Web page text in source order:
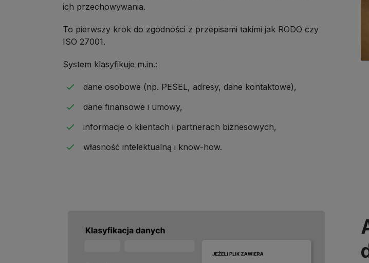
ich przechowywania.
To pierwszy krok do zgodności z przepisami takimi jak RODO czy
ISO 27001.
System klasyfikuje m.in.:
dane osobowe (np. PESEL, adresy, dane kontaktowe),
dane finansowe i umowy,
informacje o klientach i partnerach biznesowych,
własność intelektualną i know-how.